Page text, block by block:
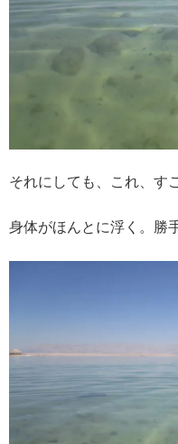
それにしても、これ、す
身体がほんとに浮く。勝